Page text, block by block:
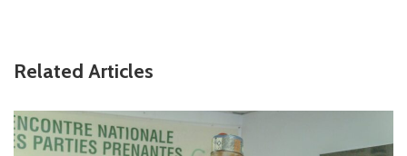
Related Articles